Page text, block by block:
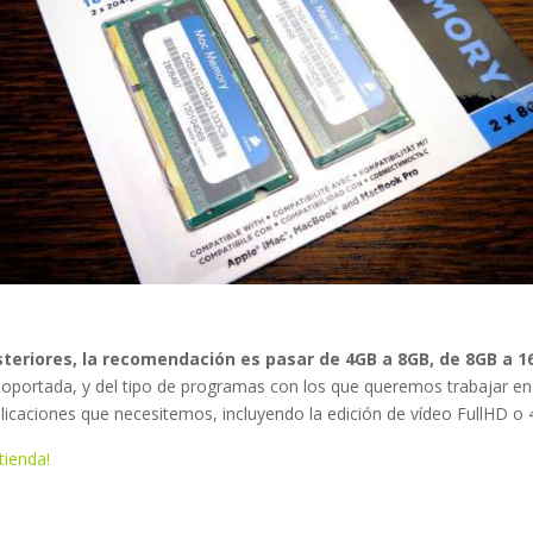
la recomendación es pasar de 4GB a 8GB, de 8GB a
y del tipo de programas con los que queremos trabajar
que necesitemos, incluyendo la edición de vídeo FullHD